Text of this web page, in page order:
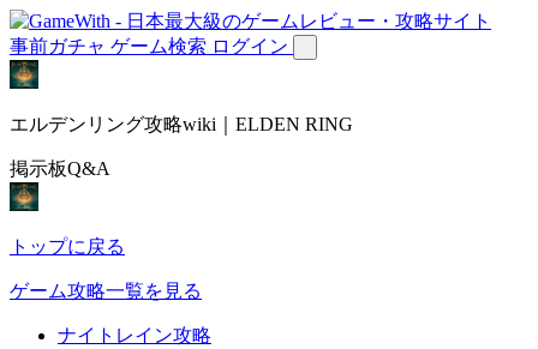
事前ガチャ ゲーム検索 ログイン
エルデンリング攻略wiki｜ELDEN RING
掲示板Q&A
トップに戻る
ゲーム攻略一覧を見る
ナイトレイン攻略